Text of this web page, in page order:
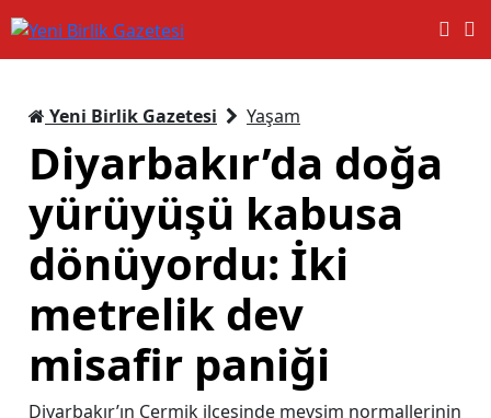
Yeni Birlik Gazetesi Yaşam
Diyarbakır’da doğa
yürüyüşü kabusa
dönüyordu: İki
metrelik dev
misafir paniği
Diyarbakır’ın Çermik ilçesinde mevsim normallerinin